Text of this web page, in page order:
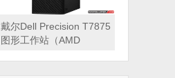
戴尔Dell Precision T7875
图形工作站（AMD